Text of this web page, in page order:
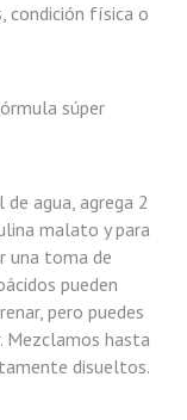
condición física o
súper
agua, agrega 2
malato y para
una toma de
pueden
pero puedes
Mezclamos hasta
disueltos.